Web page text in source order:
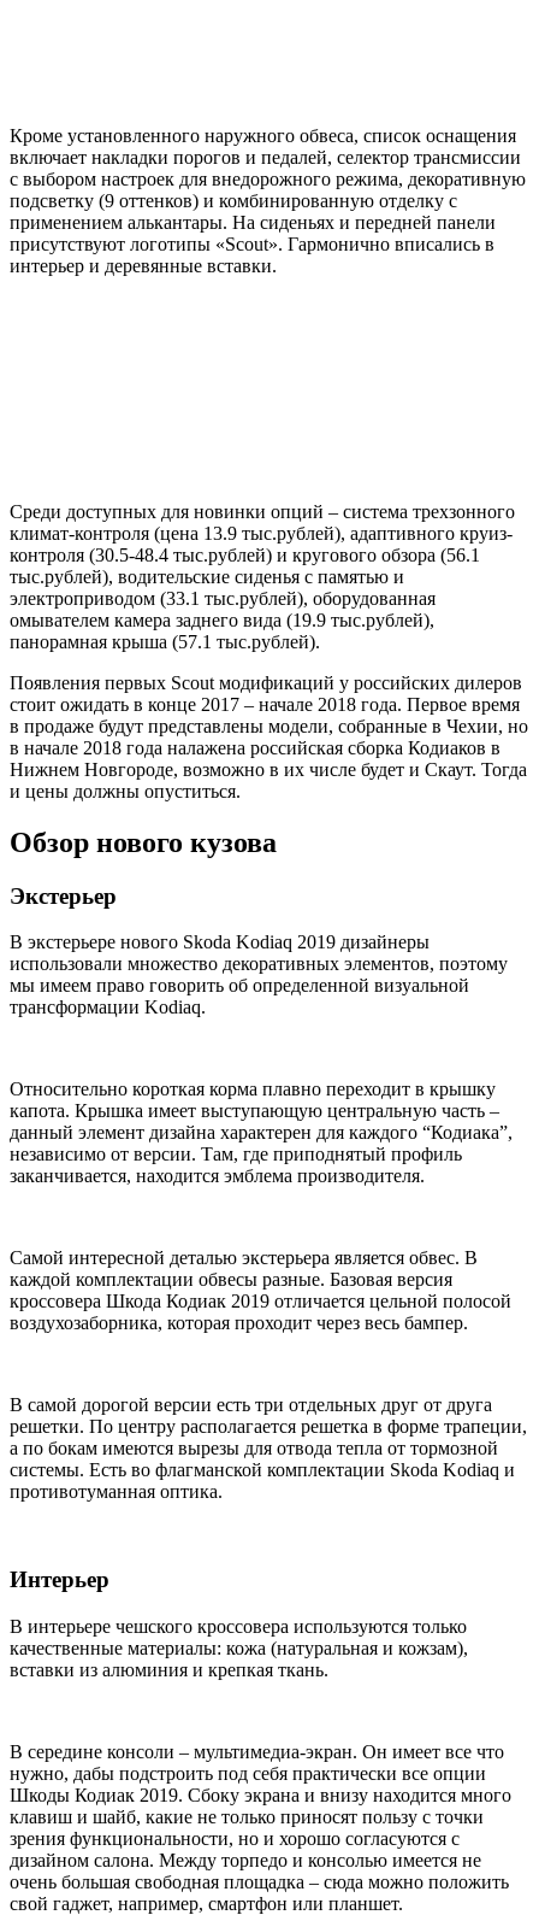
Кроме установленного наружного обвеса, список оснащения
включает накладки порогов и педалей, селектор трансмиссии
с выбором настроек для внедорожного режима, декоративную
подсветку (9 оттенков) и комбинированную отделку с
применением алькантары. На сиденьях и передней панели
присутствуют логотипы «Scout». Гармонично вписались в
интерьер и деревянные вставки.
Среди доступных для новинки опций – система трехзонного
климат-контроля (цена 13.9 тыс.рублей), адаптивного круиз-
контроля (30.5-48.4 тыс.рублей) и кругового обзора (56.1
тыс.рублей), водительские сиденья с памятью и
электроприводом (33.1 тыс.рублей), оборудованная
омывателем камера заднего вида (19.9 тыс.рублей),
панорамная крыша (57.1 тыс.рублей).
Появления первых Scout модификаций у российских дилеров
стоит ожидать в конце 2017 – начале 2018 года. Первое время
в продаже будут представлены модели, собранные в Чехии, но
в начале 2018 года налажена российская сборка Кодиаков в
Нижнем Новгороде, возможно в их числе будет и Скаут. Тогда
и цены должны опуститься.
Обзор нового кузова
Экстерьер
В экстерьере нового Skoda Kodiaq 2019 дизайнеры
использовали множество декоративных элементов, поэтому
мы имеем право говорить об определенной визуальной
трансформации Kodiaq.
Относительно короткая корма плавно переходит в крышку
капота. Крышка имеет выступающую центральную часть –
данный элемент дизайна характерен для каждого “Кодиака”,
независимо от версии. Там, где приподнятый профиль
заканчивается, находится эмблема производителя.
Самой интересной деталью экстерьера является обвес. В
каждой комплектации обвесы разные. Базовая версия
кроссовера Шкода Кодиак 2019 отличается цельной полосой
воздухозаборника, которая проходит через весь бампер.
В самой дорогой версии есть три отдельных друг от друга
решетки. По центру располагается решетка в форме трапеции,
а по бокам имеются вырезы для отвода тепла от тормозной
системы. Есть во флагманской комплектации Skoda Kodiaq и
противотуманная оптика.
Интерьер
В интерьере чешского кроссовера используются только
качественные материалы: кожа (натуральная и кожзам),
вставки из алюминия и крепкая ткань.
В середине консоли – мультимедиа-экран. Он имеет все что
нужно, дабы подстроить под себя практически все опции
Шкоды Кодиак 2019. Сбоку экрана и внизу находится много
клавиш и шайб, какие не только приносят пользу с точки
зрения функциональности, но и хорошо согласуются с
дизайном салона. Между торпедо и консолью имеется не
очень большая свободная площадка – сюда можно положить
свой гаджет, например, смартфон или планшет.